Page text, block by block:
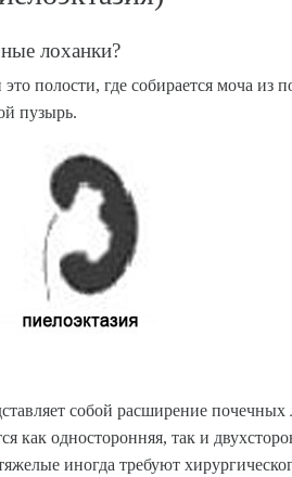
лоханки?
полости, где собирается моча
пузырь.
собой расширение
как односторонняя, так и
иногда требуют